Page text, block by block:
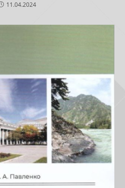
11.04.2024